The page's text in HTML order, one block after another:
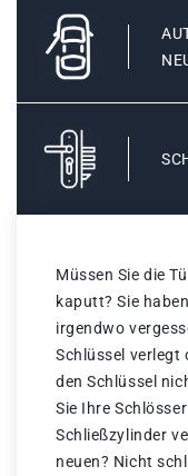
Müssen Sie die
kaputt? Sie
irgendwo
Schlüssel verlegt
den Schlüssel
Sie Ihre
Schließzylinder
neuen? Nicht